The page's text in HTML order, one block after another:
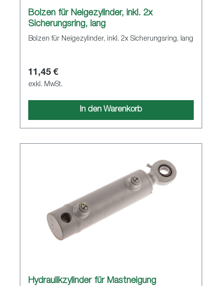
Bolzen für Neigezylinder, inkl. 2x
Sicherungsring, lang
Bolzen für Neigezylinder, inkl. 2x Sicherungsring, lang
11,45 €
exkl. MwSt.
In den Warenkorb
Hydraulikzylinder für Mastneigung